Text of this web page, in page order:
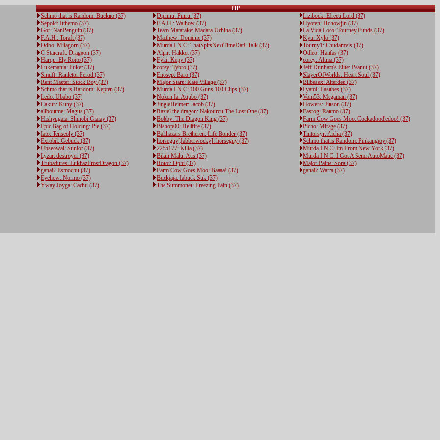
HP
Schmo that is Random: Buckno (37)
Sepold: Itthemo (37)
Gor: NanPenguin (37)
F.A.H.: Toraft (37)
Odbo: Milagorn (37)
C Starcraft: Dragoon (37)
Harqu: Ely Roito (37)
Lukemania: Puker (37)
Smuff: Ranletor Ferod (37)
Rent Master: Stock Boy (37)
Schmo that is Random: Kepten (37)
Ledo: Ubabo (37)
Cakun: Kuny (37)
allboutme: Magus (37)
Hishyugaia: Shinobi Giaiay (37)
Epic Bag of Holding: Pie (37)
Iato: Tenseoly (37)
Exrobil: Gebuck (37)
Ubseowal: Sunlor (37)
Lyzar: destroyer (37)
Trubadures: LukhazFrostDragon (37)
gana8: Esmochu (37)
Eyehow: Normo (37)
Yway Joyga: Cachu (37)
Dijinnu: Pinru (37)
F.A.H.: Walhow (37)
Team Matarake: Madara Uchiha (37)
Matthew: Dominic (37)
Murda I N C: ThatSpitsNextTimeDatUTalk (37)
Alpir: Hakket (37)
Fyki: Kepy (37)
corey: Tybro (37)
Enosep: Baro (37)
Major Stars: Kate Village (37)
Murda I N C: 100 Guns 100 Clips (37)
Noken Ia: Aqubo (37)
JingleHeimer: Jacob (37)
Raziel the dragon: Nakourou The Lost One (37)
Bobby: The Dragon King (37)
Bishop00: Hellfire (37)
Balthazars Bretheren: Life Bonder (37)
horseguy[Jabberwocky]: horseguy (37)
2255177: Killa (37)
Bikin Malu: Aus (37)
Roroi: Ophi (37)
Farm Cow Goes Moo: Baaaa! (37)
Buckjaja: Iabuck Suk (37)
The Summoner: Freezing Pain (37)
Lizibock: Efreeti Lord (37)
Hyoten: Hohowjin (37)
La Vida Loco: Tourney Funds (37)
Kyu: Xylo (37)
Tourny1: Chudamvis (37)
Odleo: Hanfas (37)
corey: Altma (37)
Jeff Dunham's Elite: Peanut (37)
SlayerOfWorlds: Heart Soul (37)
Bilbesex: Alterdes (37)
Lyami: Fasubes (37)
Vom53: Megaman (37)
Howers: Jinson (37)
Fasrog: Ranmo (37)
Farm Cow Goes Moo: Cockadoodledoo! (37)
Picho: Mirage (37)
Tintorsyr: Aicha (37)
Schmo that is Random: Pinkangjoy (37)
Murda I N C: Im From New York (37)
Murda I N C: I Got A Semi AutoMatic (37)
Major Paine: Sora (37)
gana8: Warra (37)